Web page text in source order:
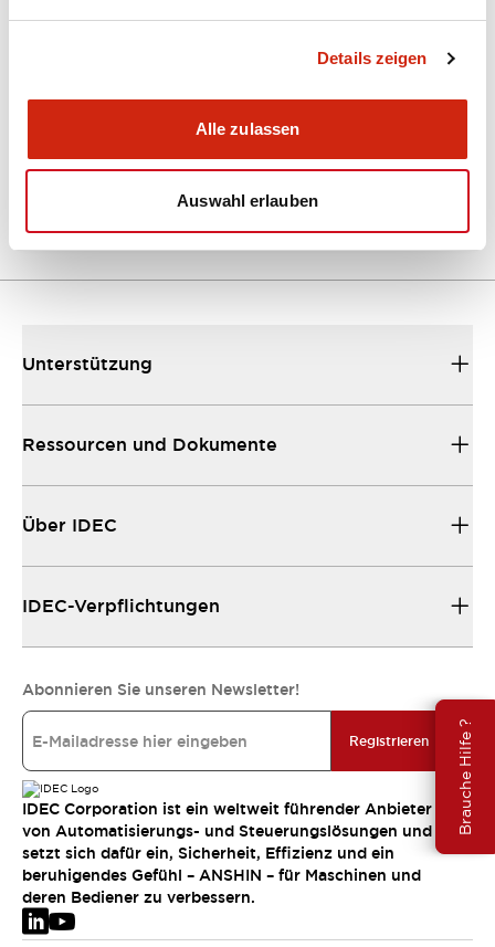
Details zeigen
Alle zulassen
Auswahl erlauben
Brauche Hilfe ?
Bedienungsanleitung CAD-
10/10/2024.PDF5.62MB
Unterstützung
Ressourcen und Dokumente
Über IDEC
IDEC-Verpflichtungen
Abonnieren Sie unseren Newsletter!
Registrieren
IDEC Corporation ist ein weltweit führender Anbieter
von Automatisierungs- und Steuerungslösungen und
setzt sich dafür ein, Sicherheit, Effizienz und ein
beruhigendes Gefühl – ANSHIN – für Maschinen und
deren Bediener zu verbessern.